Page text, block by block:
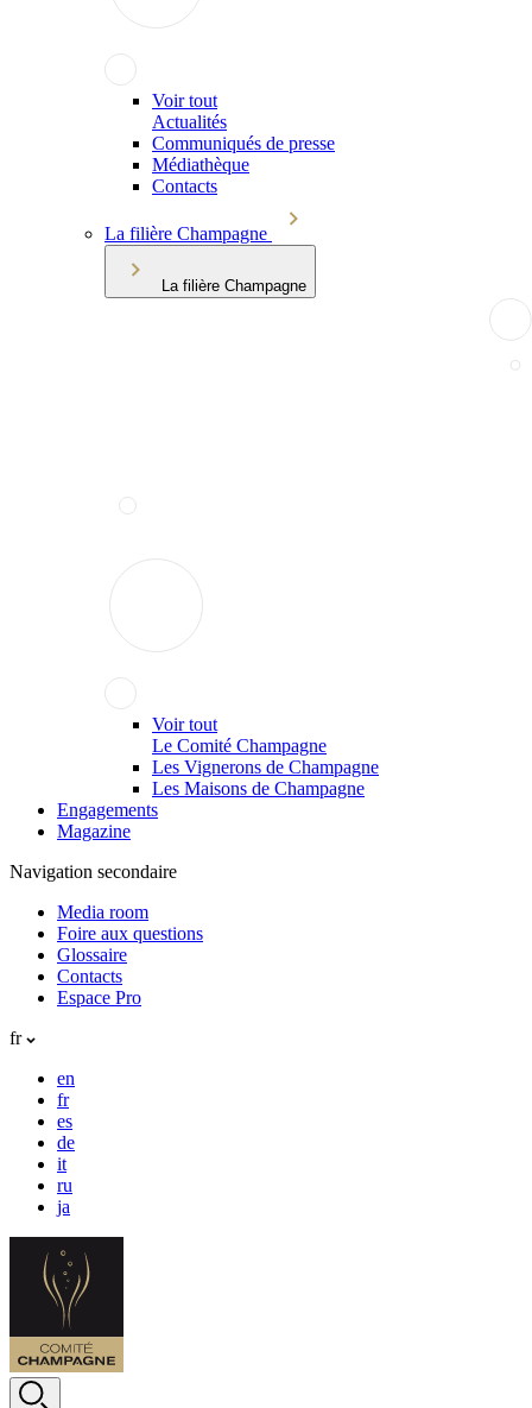
Voir tout
Actualités
Communiqués de presse
Médiathèque
Contacts
La filière Champagne
La filière Champagne
Voir tout
Le Comité Champagne
Les Vignerons de Champagne
Les Maisons de Champagne
Engagements
Magazine
Navigation secondaire
Media room
Foire aux questions
Glossaire
Contacts
Espace Pro
fr
en
fr
es
de
it
ru
ja